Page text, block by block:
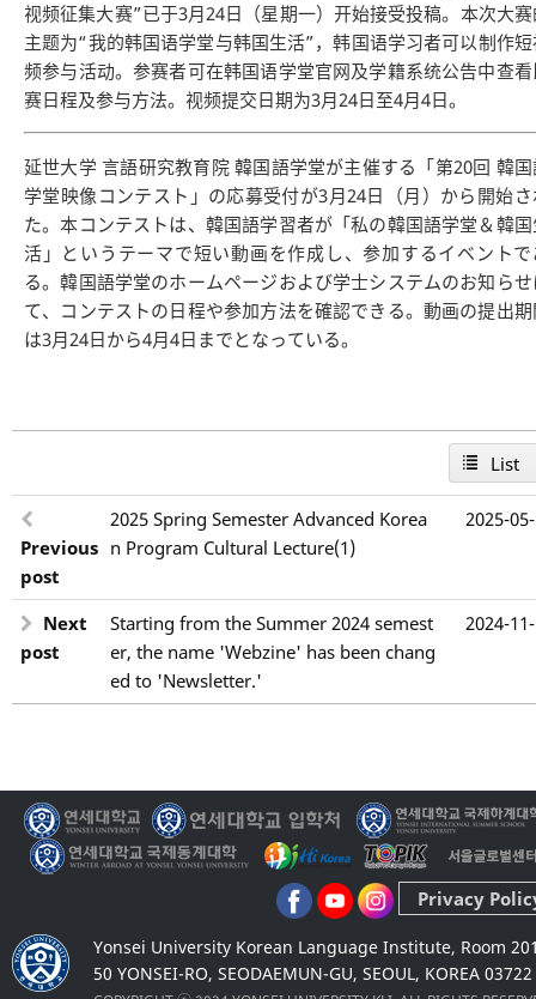
视频征集大赛”已于3月24日（星期一）开始接受投稿。本次大
主题为“我的韩国语学堂与韩国生活”，韩国语学习者可以制作
频参与活动。参赛者可在韩国语学堂官网及学籍系统公告中查
赛日程及参与方法。视频提交日期为3月24日至4月4日。
延世大学 言語研究教育院 韓国語学堂が主催する「第20回 韓
学堂映像コンテスト」の応募受付が3月24日（月）から開始
た。本コンテストは、韓国語学習者が「私の韓国語学堂＆韓
活」というテーマで短い動画を作成し、参加するイベントで
る。韓国語学堂のホームページおよび学士システムのお知ら
て、コンテストの日程や参加方法を確認できる。動画の提出
は3月24日から4月4日までとなっている。
List
Previous
post
2025 Spring Semester Advanced Korea
n Program Cultural Lecture(1)
2025-
Next
post
Starting from the Summer 2024 semest
er, the name 'Webzine' has been chang
ed to 'Newsletter.'
2024-
Yonsei University Korean Language Institute, Room
50 YONSEI-RO, SEODAEMUN-GU, SEOUL, KOREA 03722
Privacy